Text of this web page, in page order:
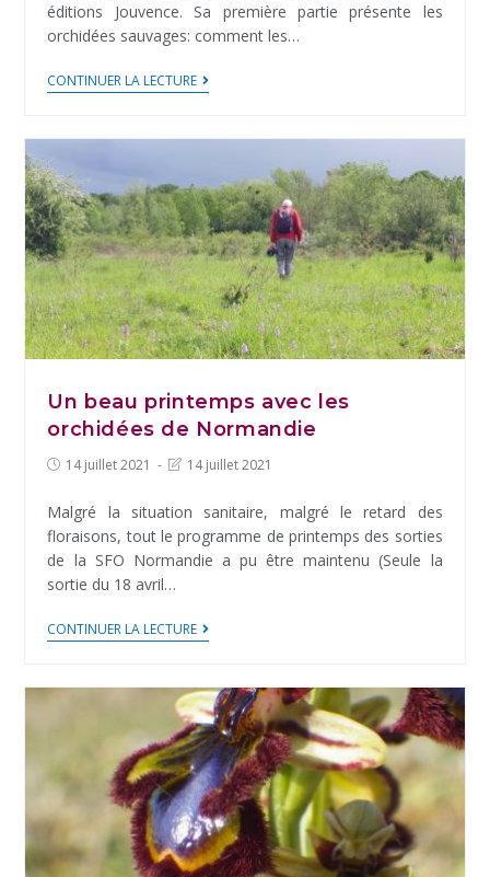
éditions Jouvence. Sa première partie présente les
orchidées sauvages: comment les…
CONTINUER LA LECTURE
Des
mon
jardin
Un beau printemps avec les
orchidées de Normandie
Post14 juillet 2021
Post14 juillet 2021
Malgré la situation sanitaire, malgré le retard des
floraisons, tout le programme de printemps des sorties
de la SFO Normandie a pu être maintenu (Seule la
sortie du 18 avril…
CONTINUER LA LECTURE
Un
avec
les
orchidées
de
Normandie